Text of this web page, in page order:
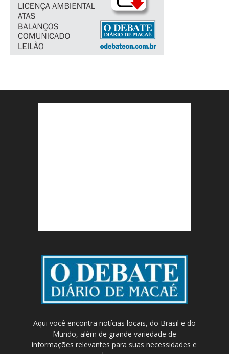
Aqui você encontra notícias locais, do Brasil e do
Mundo, além de grande variedade de
informações relevantes para suas necessidades e